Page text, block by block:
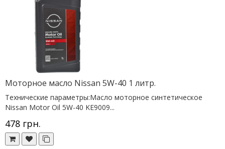
Моторное масло Nissan 5W-40 1 литр.
Технические параметры:Масло моторное синтетическое
Nissan Motor Oil 5W-40 KE9009...
478 грн.